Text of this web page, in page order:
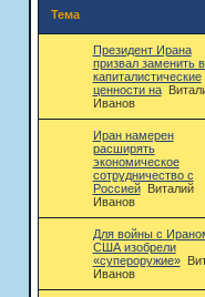
Тема
Президент Ирана
призвал заменить
капиталистические
ценности на
Иванов
Иран намерен
расширять
экономическое
сотрудничество с
Россией
Виталий
Иванов
Для войны с
США изобрели
«супероружие»
Иванов